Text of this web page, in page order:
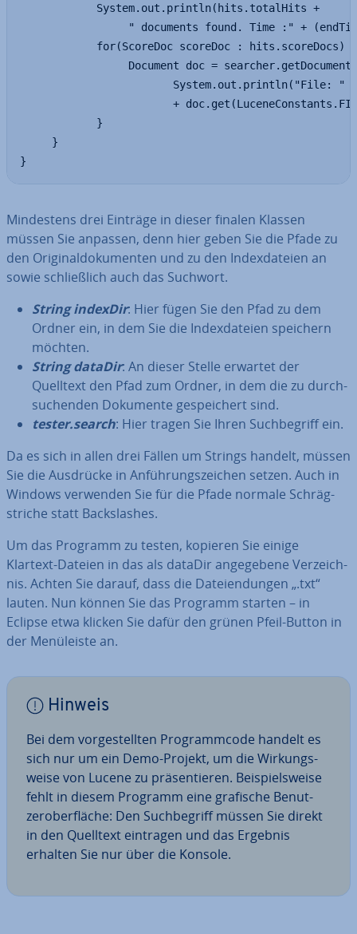
            System.out.println(hits.totalHits +
" documents found. Time :" +
            for(ScoreDoc scoreDoc : hits.scoreDocs) {
Document doc =
                        System.out.println("File: "
+
            }
     }
}
Min­des­tens drei Einträge in dieser finalen Klassen
müssen Sie anpassen, denn hier geben Sie die Pfade zu
den Ori­gi­nal­do­ku­men­ten und zu den In­dex­da­tei­en an
sowie schließ­lich auch das Suchwort.
String indexDir: Hier fügen Sie den Pfad zu dem
Ordner ein, in dem Sie die In­dex­da­tei­en speichern
möchten.
String dataDir: An dieser Stelle erwartet der
Quelltext den Pfad zum Ordner, in dem die zu durch­
su­chen­den Dokumente ge­spei­chert sind.
tester.search: Hier tragen Sie Ihren Such­be­griff ein.
Da es sich in allen drei Fällen um Strings handelt, müssen
Sie die Ausdrücke in An­füh­rungs­zei­chen setzen. Auch in
Windows verwenden Sie für die Pfade normale Schräg­
stri­che statt Back­slas­hes.
Um das Programm zu testen, kopieren Sie einige
Klartext-Dateien in das als dataDir an­ge­ge­be­ne Ver­zeich­
nis. Achten Sie darauf, dass die Da­tei­endun­gen „.txt“
lauten. Nun können Sie das Programm starten – in
Eclipse etwa klicken Sie dafür den grünen Pfeil-Button in
der Me­nü­leis­te an.
Hinweis
Bei dem vor­ge­stell­ten Pro­gramm­code handelt es
sich nur um ein Demo-Projekt, um die Wir­kungs­
wei­se von Lucene zu prä­sen­tie­ren. Bei­spiels­wei­se
fehlt in diesem Programm eine grafische Be­nut­
zer­ober­flä­che: Den Such­be­griff müssen Sie direkt
in den Quelltext eintragen und das Ergebnis
erhalten Sie nur über die Konsole.